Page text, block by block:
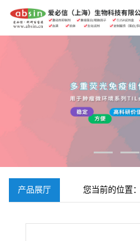
产品展厅 您当前的位置：